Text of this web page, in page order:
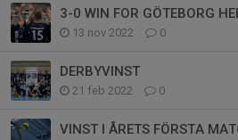
3-0 WIN FOR GÖTEBORG
13 nov 2022 0
DERBYVINST
21 feb 2022 0
VINST I ÅRETS FÖRSTA